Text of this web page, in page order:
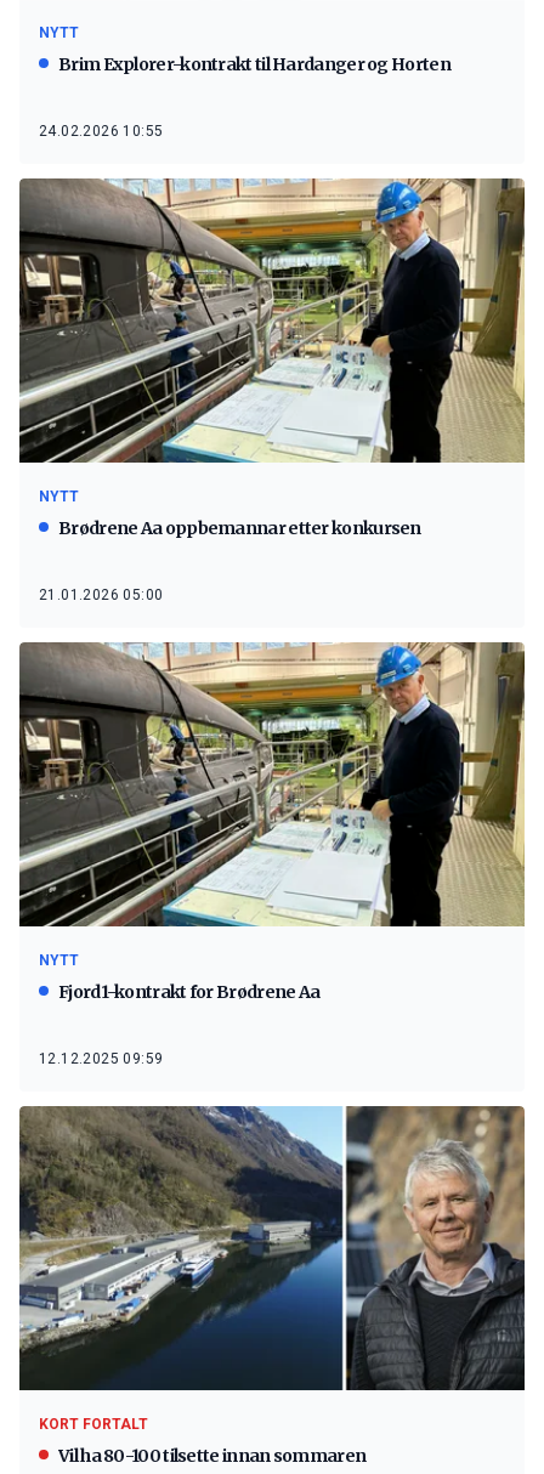
NYTT
Brim Explorer-kontrakt til Hardanger og Horten
24.02.2026 10:55
NYTT
Brødrene Aa oppbemannar etter konkursen
21.01.2026 05:00
NYTT
Fjord1-kontrakt for Brødrene Aa
12.12.2025 09:59
KORT FORTALT
Vil ha 80-100 tilsette innan sommaren